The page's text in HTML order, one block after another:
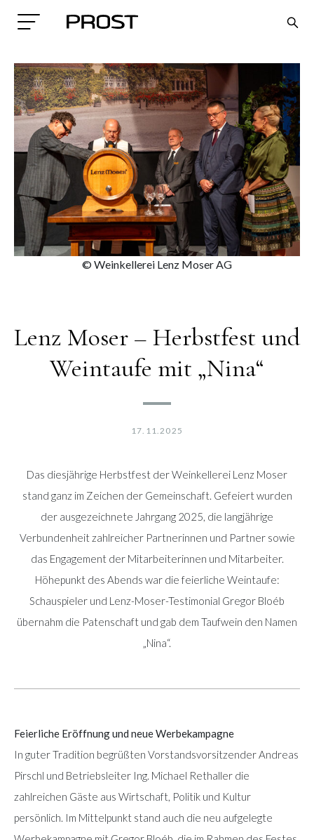
Search
© Weinkellerei Lenz Moser AG
Lenz Moser – Herbstfest und
Weintaufe mit „Nina“
17.11.2025
Das diesjährige Herbstfest der Weinkellerei Lenz Moser
stand ganz im Zeichen der Gemeinschaft. Gefeiert wurden
der ausgezeichnete Jahrgang 2025, die langjährige
Verbundenheit zahlreicher Partnerinnen und Partner sowie
das Engagement der Mitarbeiterinnen und Mitarbeiter.
Höhepunkt des Abends war die feierliche Weintaufe:
Schauspieler und Lenz-Moser-Testimonial Gregor Bloéb
übernahm die Patenschaft und gab dem Taufwein den Namen
„Nina“.
Feierliche Eröffnung und neue Werbekampagne
In guter Tradition begrüßten Vorstandsvorsitzender Andreas
Pirschl und Betriebsleiter Ing. Michael Rethaller die
zahlreichen Gäste aus Wirtschaft, Politik und Kultur
persönlich. Im Mittelpunkt stand auch die neu aufgelegte